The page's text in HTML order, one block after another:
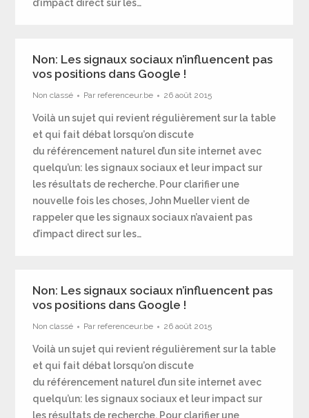
d’impact direct sur les…
Non: Les signaux sociaux n’influencent pas
vos positions dans Google !
Non classé Par referenceur.be 26 août 2015
Voilà un sujet qui revient régulièrement sur la table
et qui fait débat lorsqu’on discute
du référencement naturel d’un site internet avec
quelqu’un: les signaux sociaux et leur impact sur
les résultats de recherche. Pour clarifier une
nouvelle fois les choses, John Mueller vient de
rappeler que les signaux sociaux n’avaient pas
d’impact direct sur les…
Non: Les signaux sociaux n’influencent pas
vos positions dans Google !
Non classé Par referenceur.be 26 août 2015
Voilà un sujet qui revient régulièrement sur la table
et qui fait débat lorsqu’on discute
du référencement naturel d’un site internet avec
quelqu’un: les signaux sociaux et leur impact sur
les résultats de recherche. Pour clarifier une